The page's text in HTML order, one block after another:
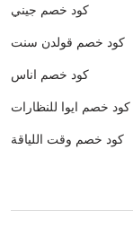
كود خصم جيني
كود خصم قولدن سنت
كود خصم اناس
كود خصم ايوا للنظارات
كود خصم وقت اللياقة